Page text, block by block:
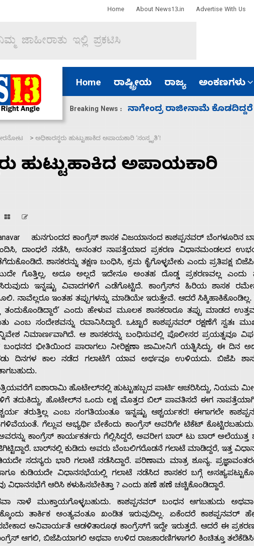
Home About News13.in Advertise With Us
Home ರಾಷ್ಟ್ರೀಯ ರಾಜ್ಯ ಅಂಕಣಗಳು
Breaking News :
ನಾರಾಯಣಸ್ವಾಮಿ ಸಚಿವ ಸಂಪುಟ ವಿಸ್ತರಣೆ ಮಾಡಿದ್ದು
> ಅಧಿಕಾರಸ್ಥರು ಹುಟ್ಟುಹಾಕಿದ ಅಪಾಯಕಾರಿ ‘ಸಂಸ್ಕೃತಿ’!
ಹುಟ್ಟುಹಾಕಿದ ಅಪಾಯಕಾರಿ
ಹುನಗುಂದದ ಕಾಂಗ್ರೆಸ್ ಶಾಸಕ ವಿಜಯಾನಂದ ಕಾಶಪ್ಪನವರ್ ಬೆಂಗಳೂರಿನ
ದಾಂಧಲೆ ನಡೆಸಿ, ಅನಂತರ ನಾಪತ್ತೆಯಾದ ಪ್ರಕರಣ ವಿಧಾನಮಂಡಲದ
ಶಾಸಕರನ್ನು ತಕ್ಷಣ ಬಂಧಿಸಿ, ಕ್ರಮ ಕೈಗೊಳ್ಳಬೇಕು ಎಂದು ಪ್ರತಿಪಕ್ಷ
ಗೊತ್ತಿಲ್ಲ, ಅದೂ ಅಲ್ಲದೆ ಇದೇನೂ ಅಂತಹ ದೊಡ್ಡ ಪ್ರಕರಣವಲ್ಲ ಎಂದು
ಇನ್ನಷ್ಟು ವಿವಾದಗಳಿಗೆ ಎಡೆಗೊಟ್ಟಿದೆ. ಕಾಂಗ್ರೆಸ್‌ನ ಹಿರಿಯ ಶಾಸಕ
ನಾವೆಲ್ಲರೂ ಇಂತಹ ತಪ್ಪುಗಳನ್ನು ಮಾಡಿಯೇ ಇರುತ್ತೇವೆ. ಆದರೆ
ತಂದುಕೊಂಡಿದ್ದಾರೆ’ ಎಂದು ಹೇಳುವ ಮೂಲಕ ಶಾಸಕರಾರೂ ತಪ್ಪು ಮಾಡದ
ಸಂದೇಶವನ್ನು ರವಾನಿಸಿದ್ದಾರೆ. ಒಟ್ಟಾರೆ ಕಾಶಪ್ಪನವರ್ ರಕ್ಷಣೆಗೆ ಸ್ವತಃ
ನಿಮಾರ್ಣವಾಗಿದೆ. ಆ ಶಾಸಕರನ್ನು ಬಂಧಿಸುವಲ್ಲಿ ಪೊಲೀಸರ ಪ್ರಯತ್ನವೂ
ಬಂಧನದ ಭೀತಿಯಿಂದ ಪಾರಾಗಲು ನೀರಿಕ್ಷಣಾ ಜಾಮೀನಿಗೆ ಯತ್ನಿಸಿದ್ದು, ಈ ದಿನ
ದಿನಗಳ ಕಾಲ ನಡೆದ ಗಲಾಟೆಗೆ ಯಾವ ಅರ್ಥವೂ ಉಳಿಯದು. ಬಿಜೆಪಿ
ಐಶಾರಾಮಿ ಹೊಟೇಲ್‌ನಲ್ಲಿ ಹುಟ್ಟುಹಬ್ಬದ ಪಾರ್ಟಿ ಆಚರಿಸಿದ್ದು, ನಿಯಮ
ತದುಕಿದ್ದು, ಹೊಟೇಲ್‌ನ ಒಂದು ಲಕ್ಷ ಮೊತ್ತದ ಬಿಲ್ ಪಾವತಿಸದೆ ಈಗ
ತರುತ್ತಿಲ್ಲ ಎಂಬ ಸಂಗತಿಯಂತೂ ಇನ್ನಷ್ಟು ಆಶ್ಚರ್ಯಕರ! ಈಗಾಗಲೇ
ಗೆಲ್ಲುವ ಅಭ್ಯರ್ಥಿ ಬೇಕೆಂದು ಕಾಂಗ್ರೆಸ್ ಅವರಿಗೇ ಟಿಕೆಟ್
ಕಾಂಗ್ರೆಸ್ ಕಾರ್ಯಕರ್ತರು ಗೆಲ್ಲಿಸಿದ್ದರೆ, ಅವರೀಗ ಬಾರ್ ಟು ಬಾರ್ ಅಲೆಯುತ್ತ
ಬಾರ್‌ನಲ್ಲಿ ಕುಡಿದು ಅವರು ಬೆಂಬಲಿಗರೊಡನೆ ಗಲಾಟೆ ಮಾಡಿದ್ದರೆ, ಇತ್ತ
ಸದಸ್ಯರು ಭಾರಿ ಗಲಾಟೆ ನಡೆಸಿದ್ದಾರೆ. ಪರಿಣಾಮ ಮಾತ್ರ ಶೂನ್ಯ.
ಕುಡಿಯದೇ ವಿಧಾನಸಭೆಯಲ್ಲಿ ಗಲಾಟೆ ನಡೆಸಿದ ಶಾಸಕರ ಬಗ್ಗೆ
ವಿಧಾನಸಭೆಗೆ ಆರಿಸಿ ಕಳುಹಿಸಬೇಕಿತ್ತಾ ? ಎಂದು ಹಣೆ ಹಣೆ ಚಚ್ಚಿಕೊಂಡಿದ್ದಾರೆ.
ನಾಳೆ ಮುಕ್ತಾಯಗೊಳ್ಳಬಹುದು. ಕಾಶಪ್ಪನವರ್ ಬಂಧನ ಆಗಬಹುದು
ತಾರ್ಕಿಕ ಅಂತ್ಯವಂತೂ ಖಂಡಿತ ಇರುವುದಿಲ್ಲ. ಏಕೆಂದರೆ ಕಾಶಪ್ಪನವರ್
ಅನಿವಾರ್ಯತೆ ಆಡಳಿತಾರೂಢ ಕಾಂಗ್ರೆಸ್‌ಗೆ ಇದ್ದೇ ಇರುತ್ತದೆ. ಆದರೆ ಈ
ಆಗಲಿ, ಬಿಜೆಪಿಯಾಗಲಿ ಅಥವಾ ಉಳಿದ ರಾಜಕಾರಣಿಗಳಾಗಲಿ ಕಿಂಚಿತ್ತೂ